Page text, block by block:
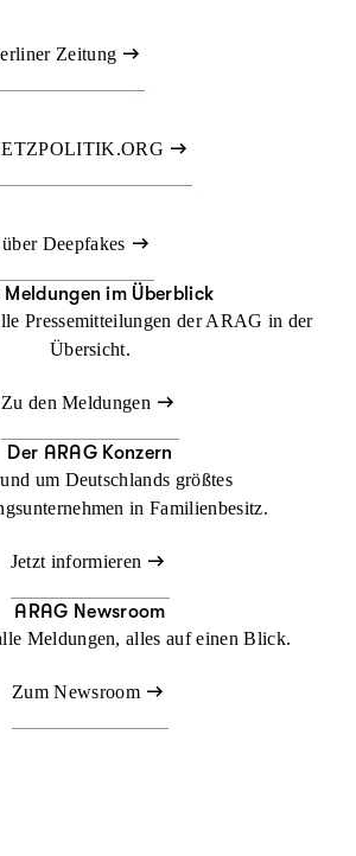
Zeitung
Deepfakes
Meldungen im Überblick
Pressemitteilungen der ARAG in der
Übersicht.
Zu den Meldungen
Der ARAG Konzern
um Deutschlands größtes
in Familienbesitz.
Jetzt informieren
ARAG Newsroom
Meldungen, alles auf einen Blick.
Zum Newsroom